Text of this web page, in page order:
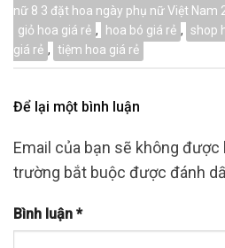
nữ 8 3 đặt hoa ngày phụ nữ Việt Nam
giỏ hoa giá rẻ , hoa bó giá rẻ , shop
giá rẻ , tiệm hoa giá rẻ
Để lại một bình luận
Email của bạn sẽ không được
trường bắt buộc được đánh
Bình luận *